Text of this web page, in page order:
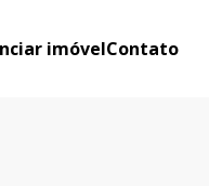
imóvelContato